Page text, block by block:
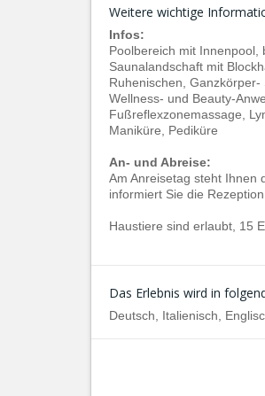
Weitere wichtige
Infos:
Poolbereich mit Innenpool,
Saunalandschaft mit
Ruhenischen, Ganzkörper-
Wellness- und Beauty-
Fußreflexzonemassage,
Maniküre, Pediküre
An- und Abreise:
Am Anreisetag steht Ihnen
informiert Sie die
Haustiere sind erlaubt, 15
Das Erlebnis wird in
Deutsch, Italienisch,